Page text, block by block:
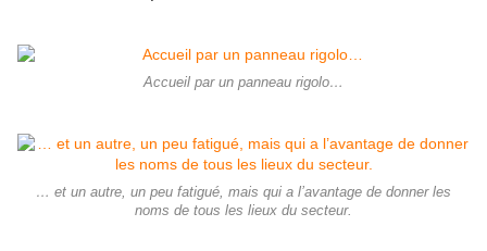
Accueil par un panneau rigolo…
… et un autre, un peu fatigué, mais qui a l’avantage de donner les
noms de tous les lieux du secteur.